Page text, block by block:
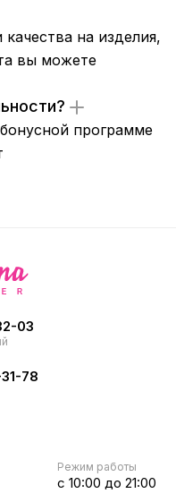
на изделия,
вы можете
программе
03
78
Режим работы
с 10:00 до 21:00